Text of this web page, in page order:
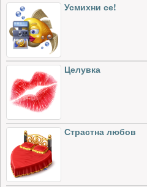
Усмихни се!
Целувка
Страстна любов